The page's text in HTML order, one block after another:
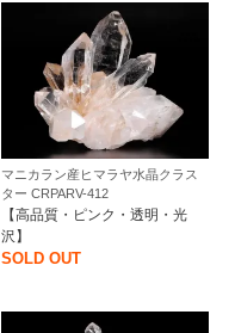
マニカラン産ヒマラヤ水晶クラス
ター CRPARV-412
【高品質・ピンク・透明・光
沢】
SOLD OUT